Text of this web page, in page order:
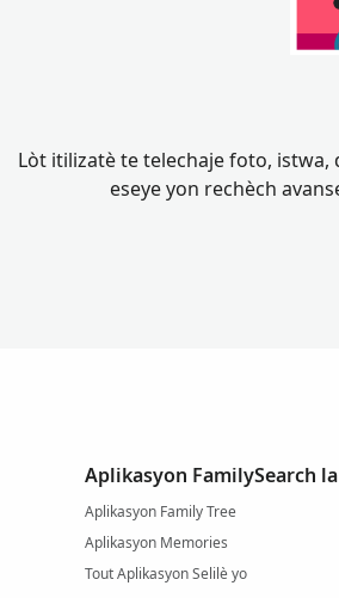
Lòt itilizatè te telechaje foto, istwa,
eseye yon rechèch
Aplikasyon FamilySearch la
Aplikasyon Family Tree
Aplikasyon Memories
Tout Aplikasyon Selilè yo